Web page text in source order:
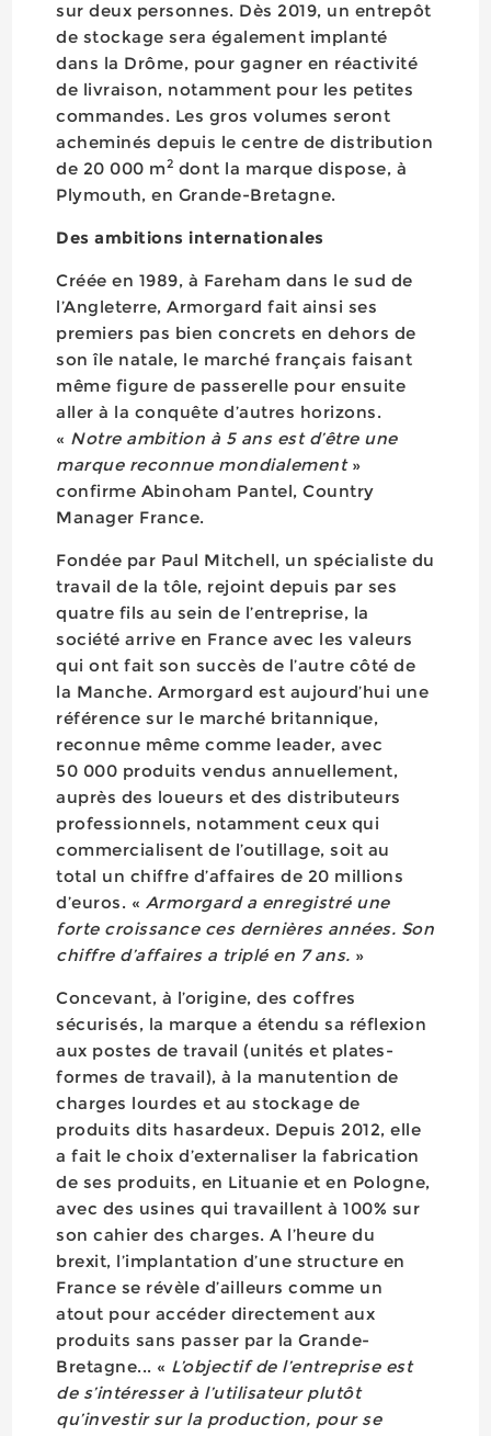
sur deux personnes. Dès 2019, un entrepôt
de stockage sera également implanté
dans la Drôme, pour gagner en réactivité
de livraison, notamment pour les petites
commandes. Les gros volumes seront
acheminés depuis le centre de distribution
de 20 000 m2 dont la marque dispose, à
Plymouth, en Grande-Bretagne.
Des ambitions internationales
Créée en 1989, à Fareham dans le sud de
l’Angleterre, Armorgard fait ainsi ses
premiers pas bien concrets en dehors de
son île natale, le marché français faisant
même figure de passerelle pour ensuite
aller à la conquête d’autres horizons.
« Notre ambition à 5 ans est d’être une
marque reconnue mondialement »
confirme Abinoham Pantel, Country
Manager France.
Fondée par Paul Mitchell, un spécialiste du
travail de la tôle, rejoint depuis par ses
quatre fils au sein de l’entreprise, la
société arrive en France avec les valeurs
qui ont fait son succès de l’autre côté de
la Manche. Armorgard est aujourd’hui une
référence sur le marché britannique,
reconnue même comme leader, avec
50 000 produits vendus annuellement,
auprès des loueurs et des distributeurs
professionnels, notamment ceux qui
commercialisent de l’outillage, soit au
total un chiffre d’affaires de 20 millions
d’euros. « Armorgard a enregistré une
forte croissance ces dernières années. Son
chiffre d’affaires a triplé en 7 ans. »
Concevant, à l’origine, des coffres
sécurisés, la marque a étendu sa réflexion
aux postes de travail (unités et plates-
formes de travail), à la manutention de
charges lourdes et au stockage de
produits dits hasardeux. Depuis 2012, elle
a fait le choix d’externaliser la fabrication
de ses produits, en Lituanie et en Pologne,
avec des usines qui travaillent à 100% sur
son cahier des charges. A l’heure du
brexit, l’implantation d’une structure en
France se révèle d’ailleurs comme un
atout pour accéder directement aux
produits sans passer par la Grande-
Bretagne... « L’objectif de l’entreprise est
de s’intéresser à l’utilisateur plutôt
qu’investir sur la production, pour se